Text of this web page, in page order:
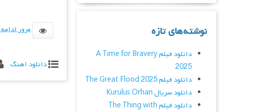
مرور ادامه
دانلود اهنگ
نوشته‌های تازه
دانلود فیلم A Time for Bravery
2025
دانلود فیلم The Great Flood 2025
دانلود سریال Kurulus Orhan
دانلود فیلم The Thing with